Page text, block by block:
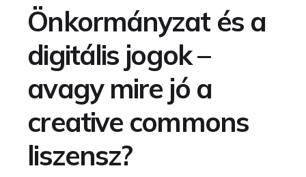
Önkormányzat és a
digitális jogok –
avagy mire jó a
creative commons
liszensz?